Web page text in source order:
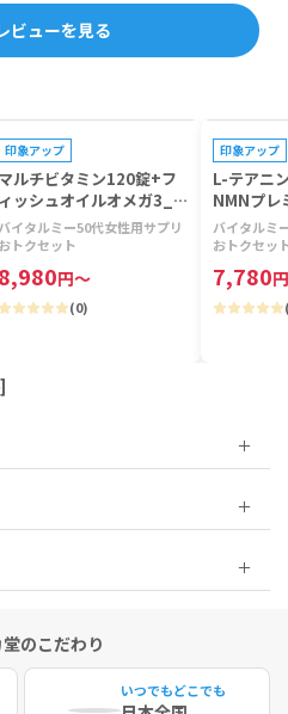
ビューを見る
印象アップ
マルチビタミン120錠+フ
ィッシュオイルオメガ3_2
40錠+NMNプレミア120錠
(バイタルミー)[各1本] 【1
セット】
バイタルミー50代女性用サプリ
おトクセット
8,980円～
(0)
NEW
印象アップ
L-テアニ
NMNプレ
ッコリー
mg120錠
[各1本]
バイタルミ
おトクセッ
7,780円
のこだわり
いつでもどこでも